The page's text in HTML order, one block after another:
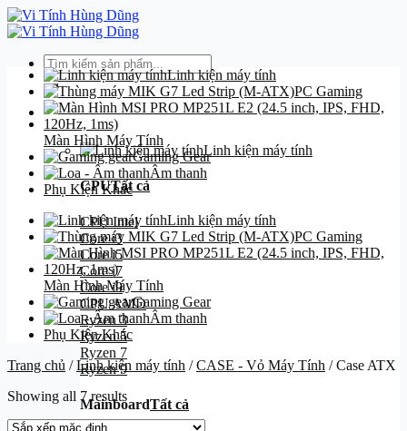
Bỏ
qua
dung
Tìm
kiếm:
Danh mục
Linh kiện máy tính
CPUTất cả
CPU Intel
Core i3
Core i5
Core i7
Core i9
CPU AMD
Ryzen 3
Ryzen 5
Ryzen 7
Ryzen 9
MainboardTất cả
Linh kiện máy tính
PC Gaming
Màn Hình Máy Tính
Gaming Gear
Âm thanh
Phụ Kiện Khác
Linh kiện máy tính
PC Gaming
Màn Hình Máy Tính
Gaming Gear
Âm thanh
Phụ Kiện Khác
Trang chủ / Linh kiện máy tính / CASE - Vỏ Máy Tính /Case ATX
Showing all 7 results